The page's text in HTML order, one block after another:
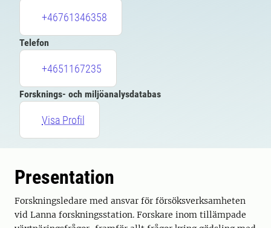
+46761346358
Telefon
+4651167235
Forsknings- och miljöanalysdatabas
Visa Profil
Presentation
Forskningsledare med ansvar för försöksverksamheten
vid Lanna forskningsstation. Forskare inom tillämpade